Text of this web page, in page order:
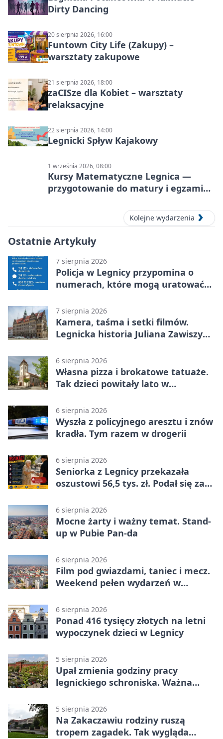
Dirty Dancing
20 sierpnia 2026, 16:00
Funtown City Life (Zakupy) –
warsztaty zakupowe
21 sierpnia 2026, 18:00
zaCISze dla Kobiet – warsztaty
relaksacyjne
22 sierpnia 2026, 14:00
Legnicki Spływ Kajakowy
1 września 2026, 08:00
Kursy Matematyczne Legnica —
przygotowanie do matury i egzaminu
Kolejne wydarzenia
Ostatnie Artykuły
7 sierpnia 2026
Policja w Legnicy przypomina o
numerach, które mogą uratować
7 sierpnia 2026
Kamera, taśma i setki filmów.
Legnicka historia Juliana Zawiszy
6 sierpnia 2026
Własna pizza i brokatowe tatuaże.
Tak dzieci powitały lato w
6 sierpnia 2026
Wyszła z policyjnego aresztu i znów
kradła. Tym razem w drogerii
6 sierpnia 2026
Seniorka z Legnicy przekazała
oszustowi 56,5 tys. zł. Podał się za
6 sierpnia 2026
Mocne żarty i ważny temat. Stand-
up w Pubie Pan-da
6 sierpnia 2026
Film pod gwiazdami, taniec i mecz.
Weekend pełen wydarzeń w
6 sierpnia 2026
Ponad 416 tysięcy złotych na letni
wypoczynek dzieci w Legnicy
5 sierpnia 2026
Upał zmienia godziny pracy
legnickiego schroniska. Ważna
5 sierpnia 2026
Na Zakaczawiu rodziny ruszą
tropem zagadek. Tak wygląda